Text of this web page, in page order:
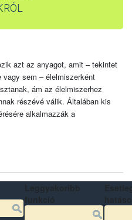
azt az anyagot, amit – tekintet
vagy sem – élelmiszerként
ám az élelmiszerhez
részévé válik. Általában kis
alkalmazzák a